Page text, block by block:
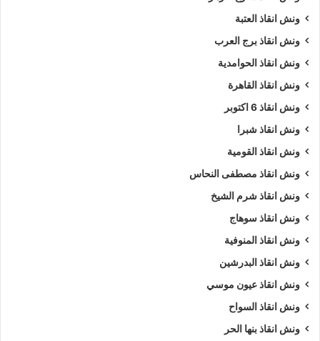
ونش انقاذ العتبة
ونش انقاذ برج العرب
ونش انقاذ الحوامدية
ونش انقاذ القاهرة
ونش انقاذ 6 اكتوبر
ونش انقاذ شبرا
ونش انقاذ القومية
ونش انقاذ مصطفى النحاس
ونش انقاذ شرم الشيخ
ونش انقاذ سوهاج
ونش انقاذ المنوفية
ونش انقاذ البدرشين
ونش انقاذ عيون موسي
ونش انقاذ السواح
ونش انقاذ بنها الحر